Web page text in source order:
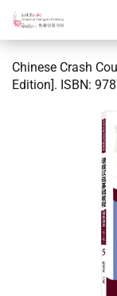
Chinese Crash
Edition]. ISBN: